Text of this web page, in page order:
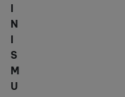
I
N
I
S
M
U